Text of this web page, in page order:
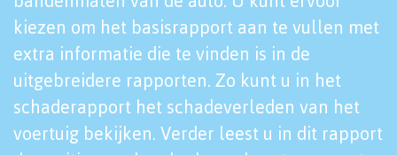
kiezen om het basisrapport aan te vullen met
extra informatie die te vinden is in de
uitgebreidere rapporten. Zo kunt u in het
schaderapport het schadeverleden van het
voertuig bekijken. Verder leest u in dit rapport